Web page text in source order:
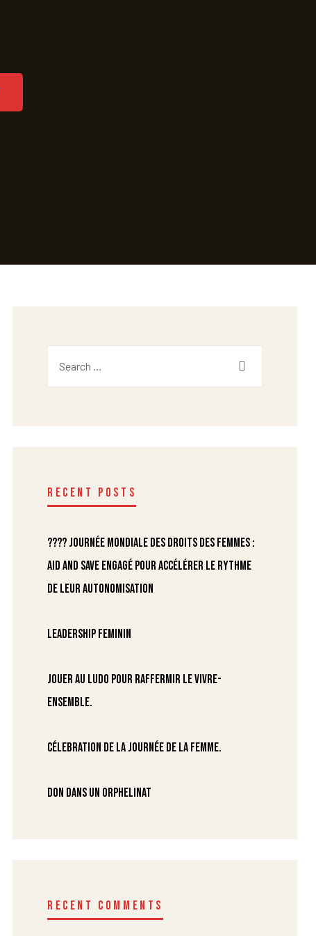
RECENT POSTS
???? Journée mondiale des droits des femmes :
Aid and Save engagé pour accélérer le rythme
de leur autonomisation
Leadership Feminin
Jouer au ludo pour raffermir le vivre-
ensemble.
Célebration de la journée de la femme.
DON DANS UN ORPHELINAT
RECENT COMMENTS